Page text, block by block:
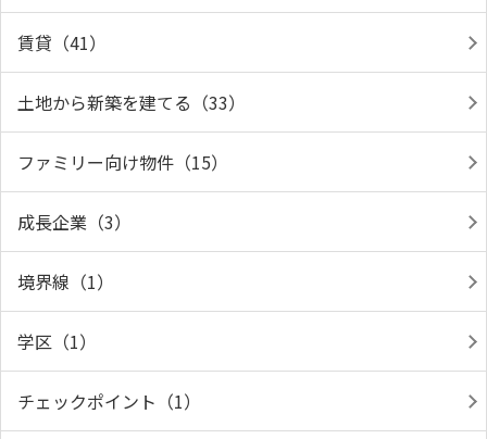
賃貸（41）
土地から新築を建てる（33）
ファミリー向け物件（15）
成長企業（3）
境界線（1）
学区（1）
チェックポイント（1）